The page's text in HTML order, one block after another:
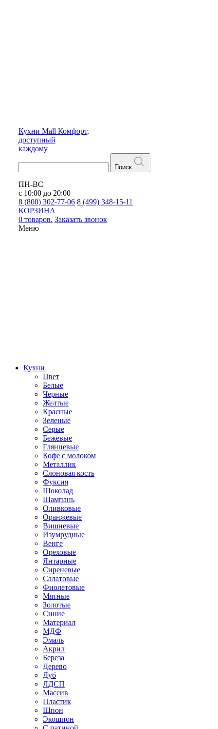
Кухни Mall Комфорт,
доступный
каждому
Поиск
ПН-ВС
с 10:00 до 20:00
8 (800) 302-77-06 8 (499) 348-15-11
КОРЗИНА
0 товаров. Заказать звонок
Меню
Кухни
Цвет
Белые
Черные
Желтые
Красные
Зеленые
Серые
Бежевые
Глянцевые
Кофе с молоком
Металлик
Слоновая кость
Фуксия
Шоколад
Шампань
Оливковые
Оранжевые
Вишневые
Изумрудные
Венге
Ореховые
Янтарные
Сиреневые
Салатовые
Фиолетовые
Мятные
Золотые
Синие
Материал
МДФ
Эмаль
Акрил
Береза
Дерево
Дуб
ЛДСП
Массив
Пластик
Шпон
Экошпон